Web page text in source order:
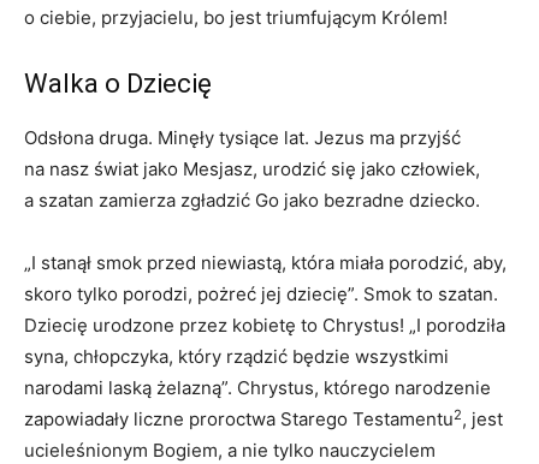
o ciebie, przyjacielu, bo jest triumfującym Królem!
Walka o Dziecię
Odsłona druga. Minęły tysiące lat. Jezus ma przyjść
na nasz świat jako Mesjasz, urodzić się jako człowiek,
a szatan zamierza zgładzić Go jako bezradne dziecko.
„I stanął smok przed niewiastą, która miała porodzić, aby,
skoro tylko porodzi, pożreć jej dziecię”. Smok to szatan.
Dziecię urodzone przez kobietę to Chrystus! „I porodziła
syna, chłopczyka, który rządzić będzie wszystkimi
narodami laską żelazną”. Chrystus, którego narodzenie
zapowiadały liczne proroctwa Starego Testamentu2, jest
ucieleśnionym Bogiem, a nie tylko nauczycielem